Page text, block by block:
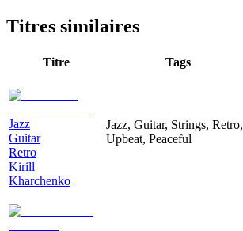
Titres similaires
Titre Tags
Jazz
Guitar
Retro
Kirill
Kharchenko
Jazz, Guitar, Strings, Retro,
Upbeat, Peaceful